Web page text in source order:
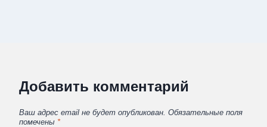
Добавить комментарий
Ваш адрес email не будет опубликован. Обязательные поля
помечены *